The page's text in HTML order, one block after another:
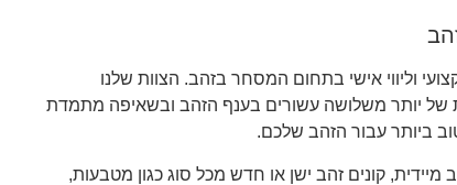
וליווי אישי בתחום המסחר בזהב. הצוות שלנו
יותר משלושה עשורים בענף הזהב ובשאיפה מתמדת
ביותר עבור הזהב שלכם.
מיידית, קונים זהב ישן או חדש מכל סוג כגון מטבעות,